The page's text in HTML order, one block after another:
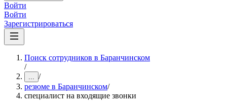
Войти
Войти
Зарегистрироваться
Поиск сотрудников в Баранчинском
/
... /
резюме в Баранчинском/
специалист на входящие звонки